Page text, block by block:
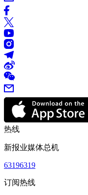
热线
新报业媒体总机
63196319
订阅热线